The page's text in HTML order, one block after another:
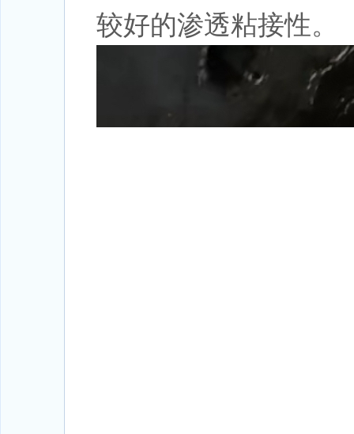
较好的渗透粘接性。